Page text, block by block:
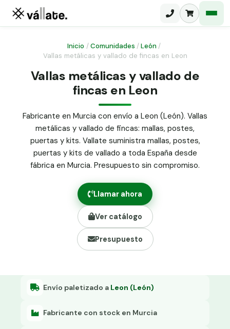
Malla ganadera
Malla simple torsión
Malla triple torsión
Panel malla H.
Puerta abatible dos hojas
Puerta acceso peatonal
Poste malla Hércules
Poste malla simple torsión
Alambre de espino galvanizado
Alambre liso galvanizado
Malla ocultación 70 g/m² verde
Abrazadera PVC malla H.
Grapa malla H.
Inicio /Comunidades /León /
Vallas metálicas y vallado de fincas en Leon
Vallas metálicas y vallado de
fincas en Leon
Fabricante en Murcia con envío a Leon (León). Vallas
metálicas y vallado de fincas: mallas, postes,
puertas y kits. Vallate suministra mallas, postes,
puertas y kits de vallado a toda España desde
fábrica en Murcia. Presupuesto sin compromiso.
Llamar ahora
Ver catálogo
Presupuesto
Envío paletizado a Leon (León)
Fabricante con stock en Murcia